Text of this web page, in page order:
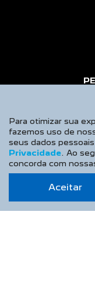
Para otimizar sua
fazemos uso de
seus dados
Privacidade. Ao
concorda com
Aceitar